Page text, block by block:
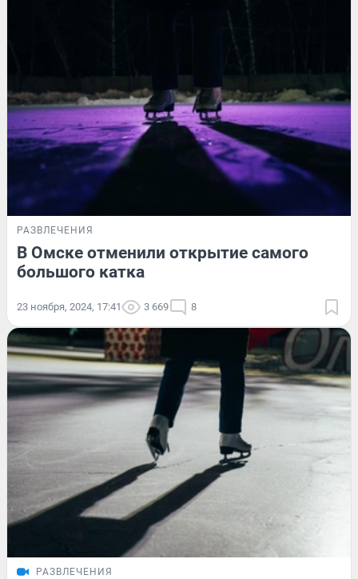
РАЗВЛЕЧЕНИЯ
В Омске отменили открытие самого
большого катка
23 ноября, 2024, 17:41 3 669 8
РАЗВЛЕЧЕНИЯ